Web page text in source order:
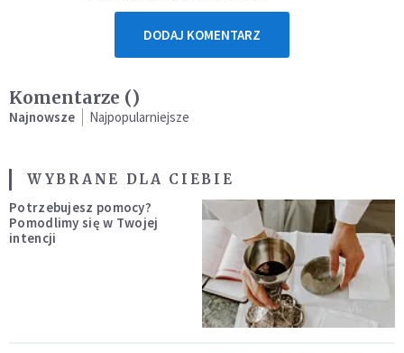
DODAJ KOMENTARZ
Komentarze ()
Najnowsze Najpopularniejsze
WYBRANE DLA CIEBIE
Potrzebujesz pomocy?
Pomodlimy się w Twojej
intencji